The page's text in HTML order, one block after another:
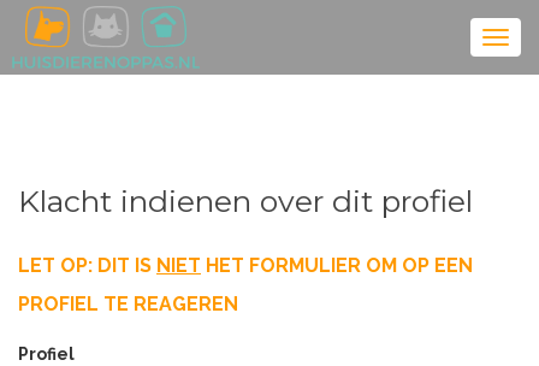
Klacht indienen over dit profiel
LET OP: DIT IS NIET HET FORMULIER OM OP EEN
PROFIEL TE REAGEREN
Profiel